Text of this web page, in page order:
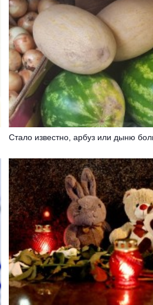
Стало известно, арбуз или дыню